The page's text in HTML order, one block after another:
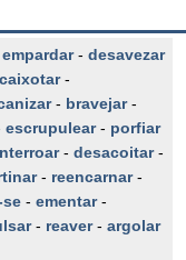
empardar- desavezar
-
- bravejar-
escrupulear- porfiar
- desacoitar-
- reencarnar-
se - ementar-
- reaver- argolar